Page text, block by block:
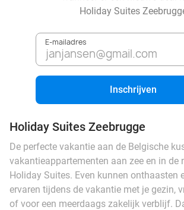
Holiday Suites
E-mailadres
Inschrijven
Holiday Suites Zeebrugge
De perfecte vakantie aan de Belgische
vakantieappartementen aan zee en in de
Holiday Suites. Even kunnen onthaasten
ervaren tijdens de vakantie met je gezin,
of voor een meerdaags zakelijk verblijf.